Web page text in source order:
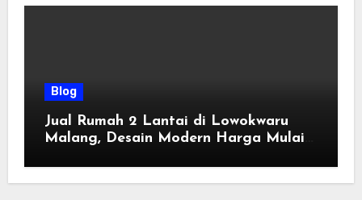
Blog
Jual Rumah 2 Lantai di Lowokwaru
Malang, Desain Modern Harga Mulai